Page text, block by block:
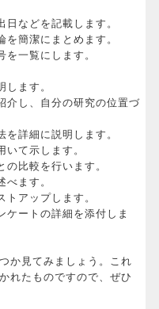
などを記載します。
簡潔にまとめます。
一覧にします。
ます。
介し、自分の研究の位置づ
詳細に説明します。
て示します。
比較を行います。
ます。
アップします。
ケートの詳細を添付しま
か見てみましょう。これ
れたものですので、ぜひ